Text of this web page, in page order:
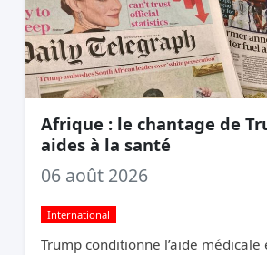
Afrique : le chantage de
aides à la santé
06 août 2026
International
Trump conditionne l’aide médicale